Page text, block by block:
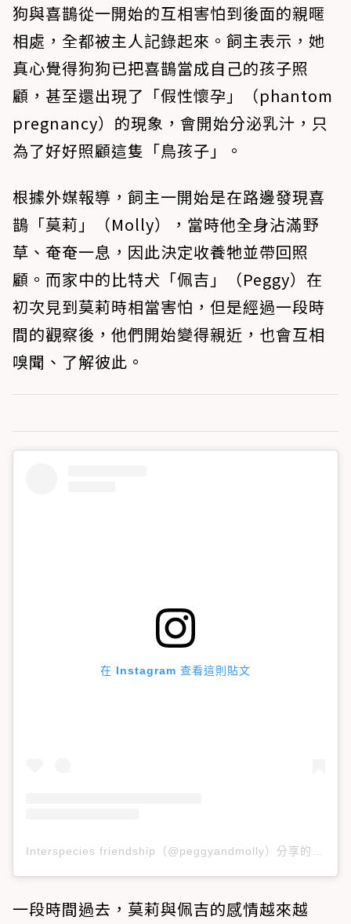
狗與喜鵲從一開始的互相害怕到後面的親暱
相處，全都被主人記錄起來。飼主表示，她
真心覺得狗狗已把喜鵲當成自己的孩子照
顧，甚至還出現了「假性懷孕」（phantom
pregnancy）的現象，會開始分泌乳汁，只
為了好好照顧這隻「鳥孩子」。
根據外媒報導，飼主一開始是在路邊發現喜
鵲「莫莉」（Molly），當時他全身沾滿野
草、奄奄一息，因此決定收養牠並帶回照
顧。而家中的比特犬「佩吉」（Peggy）在
初次見到莫莉時相當害怕，但是經過一段時
間的觀察後，他們開始變得親近，也會互相
嗅聞、了解彼此。
在 Instagram 查看這則貼文
一段時間過去，莫莉與佩吉的感情越來越